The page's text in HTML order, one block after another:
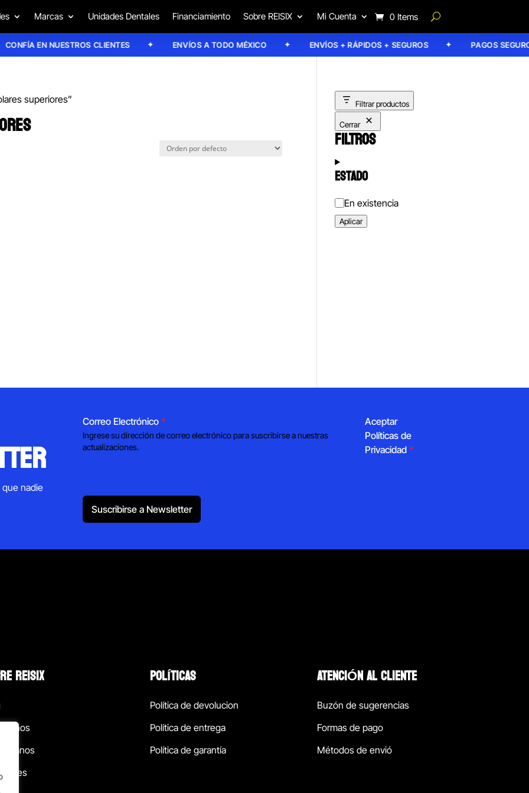
Marcas Unidades Dentales Financiamiento Sobre REISIX Mi Cuenta 0 Items
CONFÍA EN NUESTROS CLIENTES ENVÍOS A TODO MÉXICO ENVÍOS + RÁPIDOS + SEGUROS PAGOS SEGUROS
superiores” Filtrar productos
Cerrar
FILTROS
ESTADO
Estado
En existencia
Aplicar
nadie
Correo Electrónico *
Ingrese su dirección de correo electrónico para suscribirse a nuestras
actualizaciones.
Aceptar
Políticas de
Privacidad *
Suscribirse a Newsletter
REISIX POLÍTICAS
Política de devolucion
Política de entrega
Política de garantía
ATENCIÓN AL CLIENTE
Buzón de sugerencias
Formas de pago
Métodos de envió